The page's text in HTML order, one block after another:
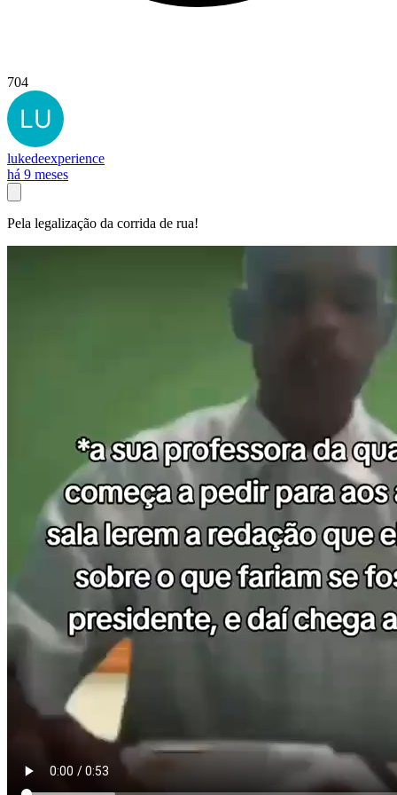
704
lukedeexperience
há 9 meses
Pela legalização da corrida de rua!